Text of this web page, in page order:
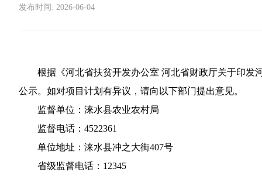
发布时间: 2026-06-04
根据《河北省扶贫开发办公室 河北省财政厅关于印发
公示。如对项目计划有异议，请向以下部门提出意见。
监督单位：涞水县农业农村局
监督电话：4522361
单位地址：涞水县冲之大街407号
省级监督电话：12345